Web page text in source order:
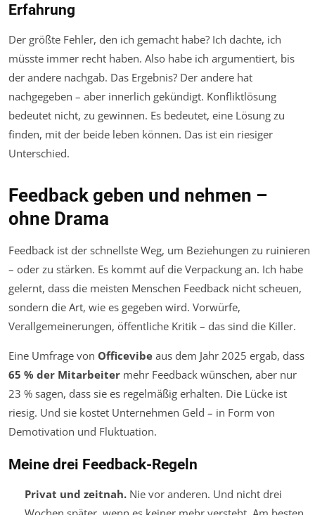
Erfahrung
Der größte Fehler, den ich gemacht habe? Ich dachte, ich
müsste immer recht haben. Also habe ich argumentiert, bis
der andere nachgab. Das Ergebnis? Der andere hat
nachgegeben – aber innerlich gekündigt. Konfliktlösung
bedeutet nicht, zu gewinnen. Es bedeutet, eine Lösung zu
finden, mit der beide leben können. Das ist ein riesiger
Unterschied.
Feedback geben und nehmen –
ohne Drama
Feedback ist der schnellste Weg, um Beziehungen zu ruinieren
– oder zu stärken. Es kommt auf die Verpackung an. Ich habe
gelernt, dass die meisten Menschen Feedback nicht scheuen,
sondern die Art, wie es gegeben wird. Vorwürfe,
Verallgemeinerungen, öffentliche Kritik – das sind die Killer.
Eine Umfrage von Officevibe aus dem Jahr 2025 ergab, dass
65 % der Mitarbeiter mehr Feedback wünschen, aber nur
23 % sagen, dass sie es regelmäßig erhalten. Die Lücke ist
riesig. Und sie kostet Unternehmen Geld – in Form von
Demotivation und Fluktuation.
Meine drei Feedback-Regeln
Privat und zeitnah.Nie vor anderen. Und nicht drei